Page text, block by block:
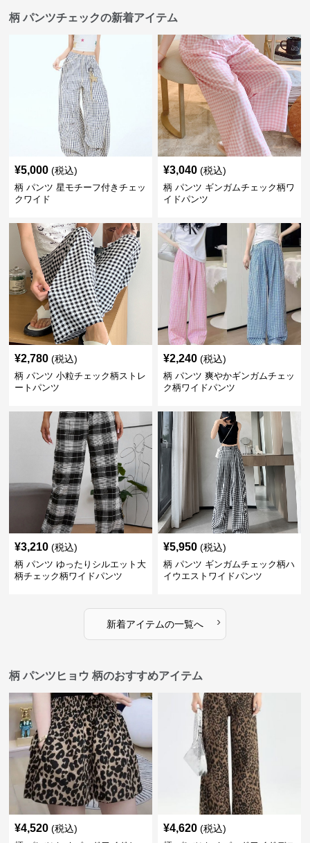
柄 パンツチェックの新着アイテム
¥5,000 (税込)
柄 パンツ 星モチーフ付きチェッ
クワイド
¥3,040 (税込)
柄 パンツ ギンガムチェック柄ワ
イドパンツ
¥2,780 (税込)
柄 パンツ 小粒チェック柄ストレ
ートパンツ
¥2,240 (税込)
柄 パンツ 爽やかギンガムチェッ
ク柄ワイドパンツ
¥3,210 (税込)
柄 パンツ ゆったりシルエット大
柄チェック柄ワイドパンツ
¥5,950 (税込)
柄 パンツ ギンガムチェック柄ハ
イウエストワイドパンツ
新着アイテムの一覧へ ›
柄 パンツヒョウ 柄のおすすめアイテム
¥4,520 (税込) ¥4,620 (税込)